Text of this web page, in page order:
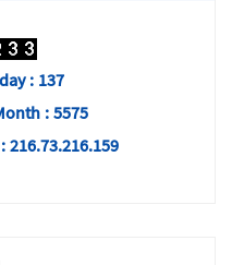
: 137
: 5575
216.73.216.159